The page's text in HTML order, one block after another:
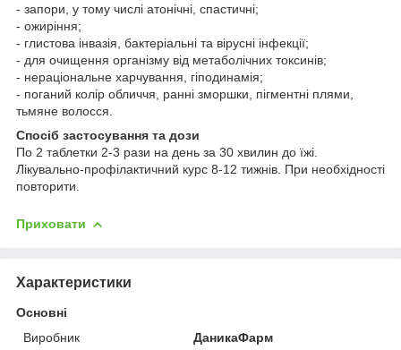
- запори, у тому числі атонічні, спастичні;
- ожиріння;
- глистова інвазія, бактеріальні та вірусні інфекції;
- для очищення організму від метаболічних токсинів;
- нераціональне харчування, гіподинамія;
- поганий колір обличчя, ранні зморшки, пігментні плями,
тьмяне волосся.
Спосіб застосування та дози
По 2 таблетки 2-3 рази на день за 30 хвилин до їжі.
Лікувально-профілактичний курс 8-12 тижнів. При необхідності
повторити.
Приховати
Характеристики
Основні
Виробник
ДаникаФарм